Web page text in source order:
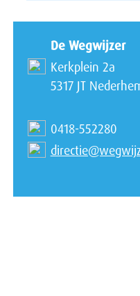
De Wegwijzer
Kerkplein 2a
5317 JT
0418-552280